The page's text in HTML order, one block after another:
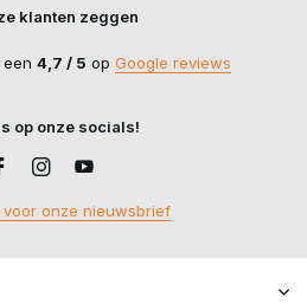
klanten zeggen
4,7 / 5 op Google reviews
op onze socials!
voor onze nieuwsbrief